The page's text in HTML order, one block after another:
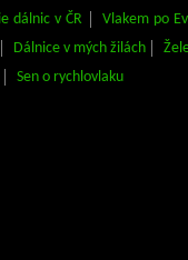
dálnic v ČR
Vlakem po
Dálnice v mých žilách
Sen o rychlovlaku